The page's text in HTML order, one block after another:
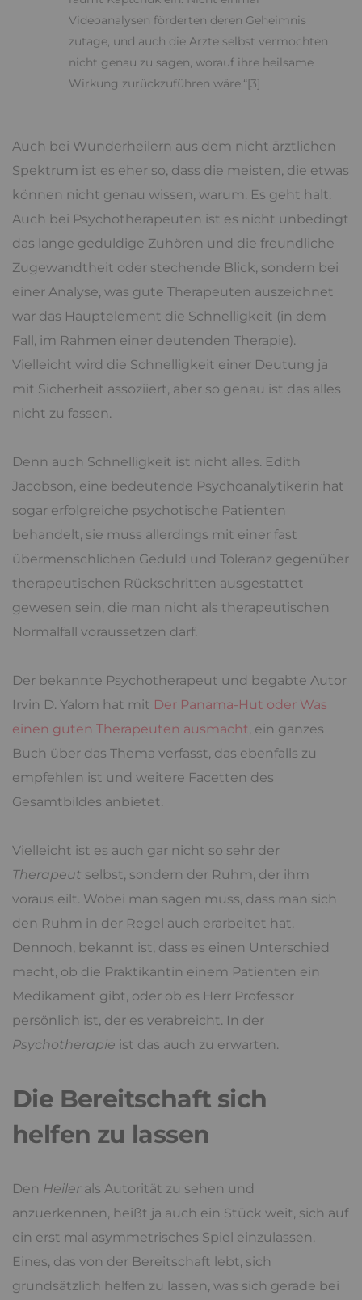
Videoanalysen förderten deren Geheimnis
zutage, und auch die Ärzte selbst vermochten
nicht genau zu sagen, worauf ihre heilsame
Wirkung zurückzuführen wäre.“[3]
Auch bei Wunderheilern aus dem nicht ärztlichen
Spektrum ist es eher so, dass die meisten, die etwas
können nicht genau wissen, warum. Es geht halt.
Auch bei Psychotherapeuten ist es nicht unbedingt
das lange geduldige Zuhören und die freundliche
Zugewandtheit oder stechende Blick, sondern bei
einer Analyse, was gute Therapeuten auszeichnet
war das Hauptelement die Schnelligkeit (in dem
Fall, im Rahmen einer deutenden Therapie).
Vielleicht wird die Schnelligkeit einer Deutung ja
mit Sicherheit assoziiert, aber so genau ist das alles
nicht zu fassen.
Denn auch Schnelligkeit ist nicht alles. Edith
Jacobson, eine bedeutende Psychoanalytikerin hat
sogar erfolgreiche psychotische Patienten
behandelt, sie muss allerdings mit einer fast
übermenschlichen Geduld und Toleranz gegenüber
therapeutischen Rückschritten ausgestattet
gewesen sein, die man nicht als therapeutischen
Normalfall voraussetzen darf.
Der bekannte Psychotherapeut und begabte Autor
Irvin D. Yalom hat mit Der Panama-Hut oder Was
einen guten Therapeuten ausmacht, ein ganzes
Buch über das Thema verfasst, das ebenfalls zu
empfehlen ist und weitere Facetten des
Gesamtbildes anbietet.
Vielleicht ist es auch gar nicht so sehr der
Therapeut selbst, sondern der Ruhm, der ihm
voraus eilt. Wobei man sagen muss, dass man sich
den Ruhm in der Regel auch erarbeitet hat.
Dennoch, bekannt ist, dass es einen Unterschied
macht, ob die Praktikantin einem Patienten ein
Medikament gibt, oder ob es Herr Professor
persönlich ist, der es verabreicht. In der
Psychotherapie ist das auch zu erwarten.
Die Bereitschaft sich
helfen zu lassen
Den Heiler als Autorität zu sehen und
anzuerkennen, heißt ja auch ein Stück weit, sich auf
ein erst mal asymmetrisches Spiel einzulassen.
Eines, das von der Bereitschaft lebt, sich
grundsätzlich helfen zu lassen, was sich gerade bei